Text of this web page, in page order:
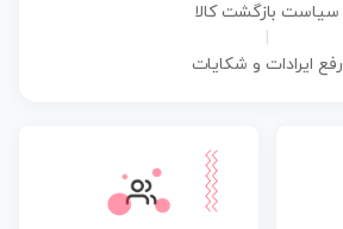
سیاست بازگشت کالا
رفع ایرادات و شکایات